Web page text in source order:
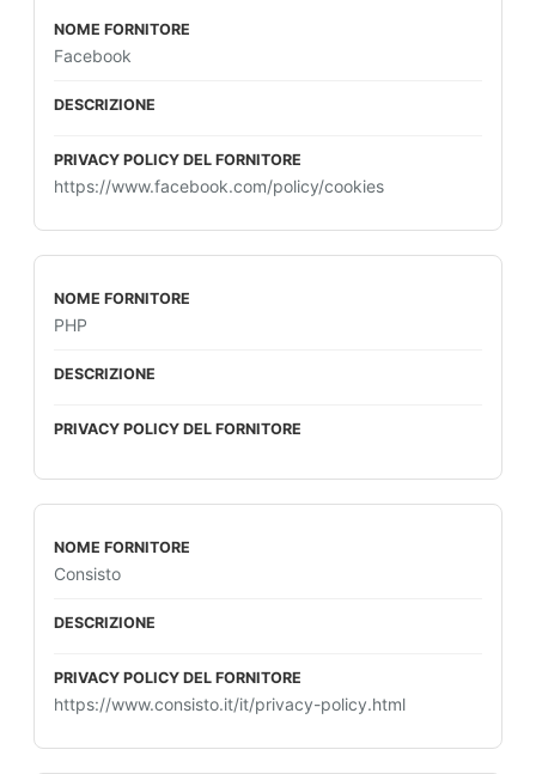
Facebook
https://www.facebook.com/policy/cookies
PHP
Consisto
https://www.consisto.it/it/privacy-policy.html